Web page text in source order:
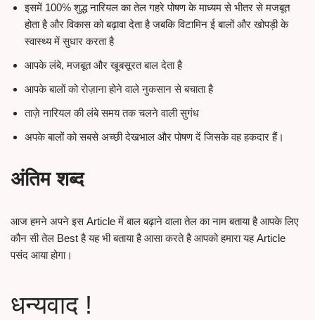
इसमें 100% शुद्ध नारियल का तेल गहरे पोषण के माध्यम से भीतर से मजबूत
होता है और विकास को बढ़ावा देता है जबकि विटामिन ई बालों और खोपड़ी के
स्वास्थ्य में सुधार करता है
आपके लंबे, मजबूत और खूबसूरत बाल देता है
आपके बालों को रोज़ाना होने वाले नुकसान से बचाता है
ताज़े नारियल की लंबे समय तक चलने वाली सुगंध
अपके बालों को सबसे अच्छी देखभाल और पोषण दें जिसके वह हकदार हैं।
अंतिम शब्द
आज हमने अपने इस Article में बाल बढ़ाने वाला तेल का नाम बताया है आपके लिए
कौन सी तेल Best है यह भी बताया है आसा करते है आपको हमारा यह Article
पसंद आया होगा।
धन्यवाद !